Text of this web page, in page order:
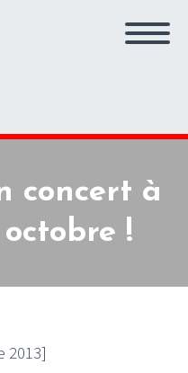
concert à
!
2013]